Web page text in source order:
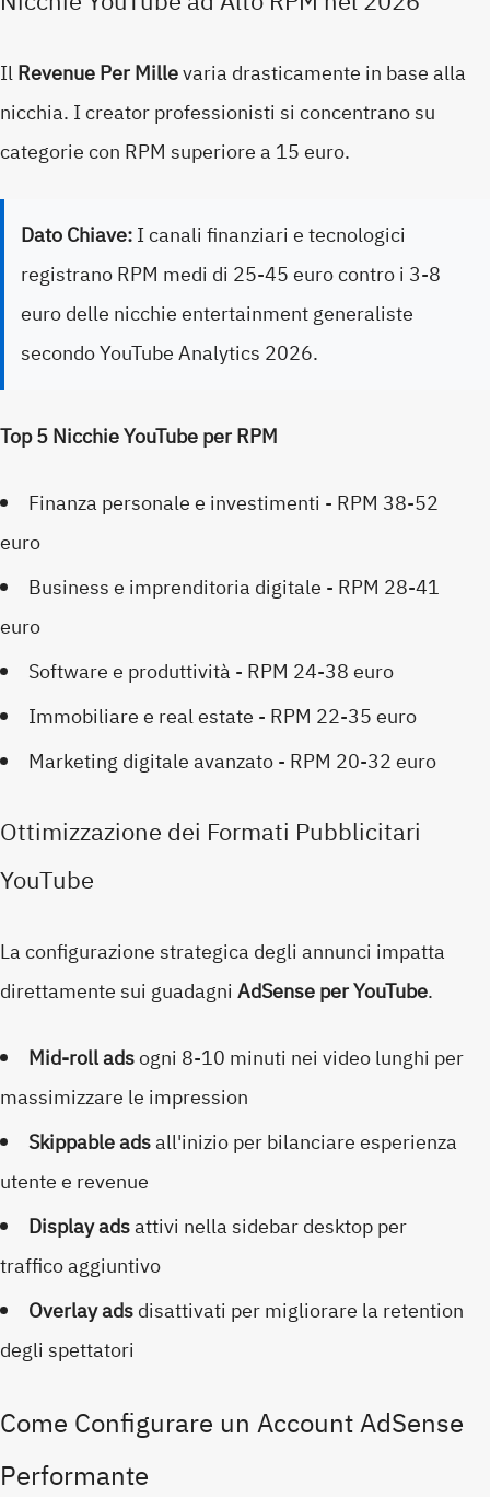
IlRevenue Per Millevaria drasticamente in base alla
nicchia. I creator professionisti si concentrano su
categorie con RPM superiore a 15 euro.
Dato Chiave:I canali finanziari e tecnologici
registrano RPM medi di 25-45 euro contro i 3-8
euro delle nicchie entertainment generaliste
secondo YouTube Analytics 2026.
Top 5 Nicchie YouTube per RPM
Finanza personale e investimenti - RPM 38-52
euro
Business e imprenditoria digitale - RPM 28-41
euro
Software e produttività - RPM 24-38 euro
Immobiliare e real estate - RPM 22-35 euro
Marketing digitale avanzato - RPM 20-32 euro
Ottimizzazione dei Formati Pubblicitari
YouTube
La configurazione strategica degli annunci impatta
direttamente sui guadagni AdSense per YouTube.
Mid-roll adsogni 8-10 minuti nei video lunghi per
massimizzare le impression
Skippable adsall'inizio per bilanciare esperienza
utente e revenue
Display adsattivi nella sidebar desktop per
traffico aggiuntivo
Overlay adsdisattivati per migliorare la retention
degli spettatori
Come Configurare un Account AdSense
Performante